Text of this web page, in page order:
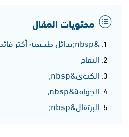
محتويات المقال
&nbsp;بدائل طبيعية أكثر فائدة لصحة الشعر والبشرة
التفاح
الكيوي&nbsp;
الجوافة&nbsp;
البرتقال&nbsp;